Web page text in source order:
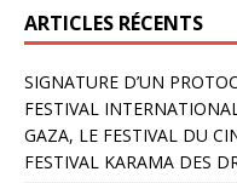
ARTICLES RÉCENTS
SIGNATURE D’UN
FESTIVAL
GAZA, LE FESTIVAL DU
FESTIVAL KARAMA DES